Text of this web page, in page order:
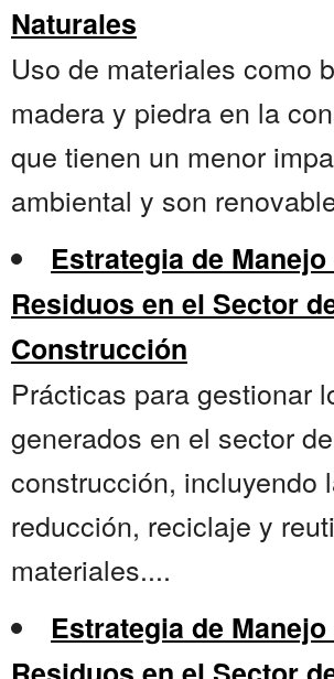
Naturales
Uso de materiales como
madera y piedra en la
que tienen un menor
ambiental y son
Estrategia de Manejo
Residuos en el Sector
Construcción
Prácticas para gestionar
generados en el sector
construcción, incluyendo
reducción, reciclaje y
materiales....
Estrategia de Manejo